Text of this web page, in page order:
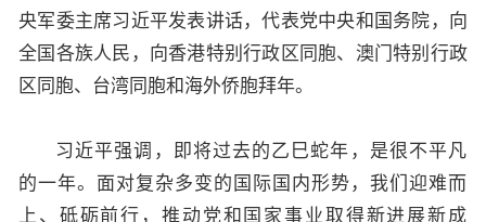
央军委主席习近平发表讲话，代表党中央和国务院，向
全国各族人民，向香港特别行政区同胞、澳门特别行政
区同胞、台湾同胞和海外侨胞拜年。
习近平强调，即将过去的乙巳蛇年，是很不平凡
的一年。面对复杂多变的国际国内形势，我们迎难而
上、砥砺前行，推动党和国家事业取得新进展新成